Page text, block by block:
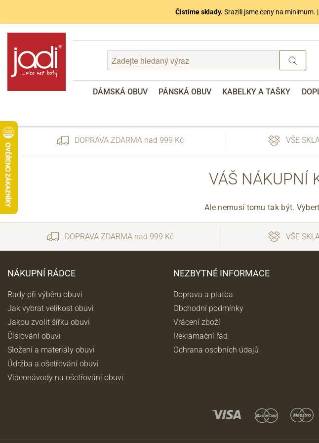
Čistíme sklady. Srazili jsme ceny na minimum. |
DÁMSKÁ OBUV PÁNSKÁ OBUV KABELKY A TAŠKY
zpracování osobních údajů.
DOPRAVA ZDARMA nad 999 Kč VŠE
VÁŠ NÁKUPNÍ
Ale nemusí tomu tak být.
DOPRAVA ZDARMA nad 999 Kč VŠE
NÁKUPNÍ RÁDCE
Rady při výběru obuvi
Jak vybrat velikost obuvi
Jakou zvolit šířku obuvi
Číslování obuvi
Složení a materiály obuvi
Údržba a ošetřování obuvi
Videonávody na ošetřování obuvi
NEZBYTNÉ INFORMACE
Doprava a platba
Obchodní podmínky
Vrácení zboží
Reklamační řád
Ochrana osobních údajů